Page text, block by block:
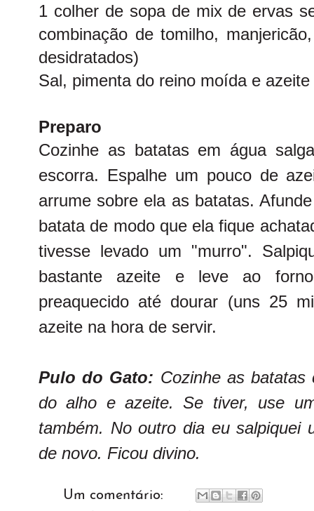
1 colher de sopa de mix de ervas
combinação de tomilho,
desidratados)
Sal, pimenta do reino moída e
Preparo
Cozinhe as batatas em água
escorra. Espalhe um pouco de
arrume sobre ela as batatas.
batata de modo que ela fique
tivesse levado um "murro".
bastante azeite e leve ao
preaquecido até dourar (uns 25
azeite na hora de servir.
Pulo do Gato: Cozinhe as
do alho e azeite. Se tiver, use
também. No outro dia eu salpiquei
de novo. Ficou divino.
Um comentário: